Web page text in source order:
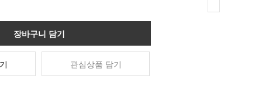
장바구니 담기
관심상품 담기